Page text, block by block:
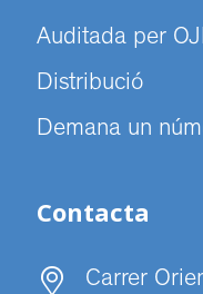
Auditada per
Distribució
Demana un
Contacta
Carrer